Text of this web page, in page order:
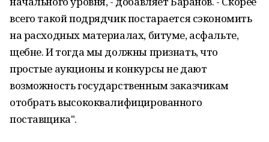
всего такой подрядчик постарается сэкономить
на расходных материалах, битуме, асфальте,
щебне. И тогда мы должны признать, что
простые аукционы и конкурсы не дают
возможность государственным заказчикам
отобрать высококвалифицированного
поставщика".